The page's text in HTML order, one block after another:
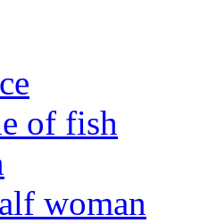
of fish
woman